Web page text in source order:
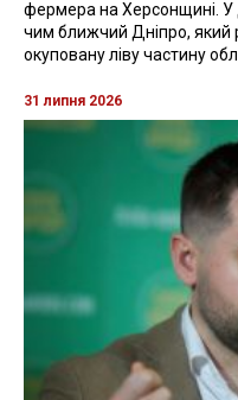
фермера на Херсонщині. У
чим ближчий Дніпро, який
окуповану ліву частину
31 липня 2026